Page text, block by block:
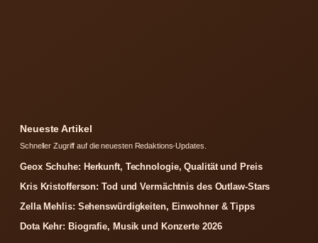
Neueste Artikel
Schneller Zugriff auf die neuesten Redaktions-Updates.
Geox Schuhe: Herkunft, Technologie, Qualität und Preis
Kris Kristofferson: Tod und Vermächtnis des Outlaw-Stars
Zella Mehlis: Sehenswürdigkeiten, Einwohner & Tipps
Dota Kehr: Biografie, Musik und Konzerte 2026